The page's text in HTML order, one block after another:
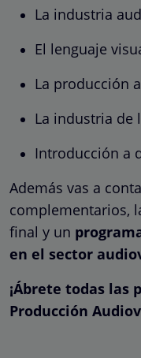
La industria
El lenguaje
La producción
La industria de
Introducción a
Además vas a
complementarios,
final y un
en el sector
¡Ábrete todas las
Producción